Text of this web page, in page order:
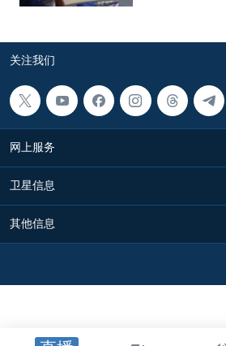
关注我们
网上服务
卫星信息
其他信息